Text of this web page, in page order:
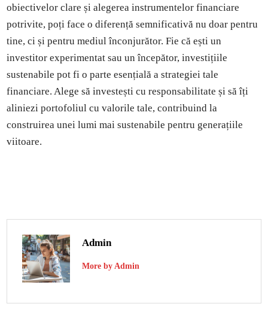
obiectivelor clare și alegerea instrumentelor financiare
potrivite, poți face o diferență semnificativă nu doar pentru
tine, ci și pentru mediul înconjurător. Fie că ești un
investitor experimentat sau un începător, investițiile
sustenabile pot fi o parte esențială a strategiei tale
financiare. Alege să investești cu responsabilitate și să îți
aliniezi portofoliul cu valorile tale, contribuind la
construirea unei lumi mai sustenabile pentru generațiile
viitoare.
Admin
More by Admin